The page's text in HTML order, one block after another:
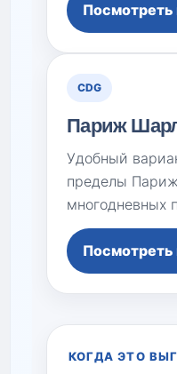
Посмотреть
CDG
Париж
Удобный
пределы
многодневных
Посмотреть
КОГДА ЭТО